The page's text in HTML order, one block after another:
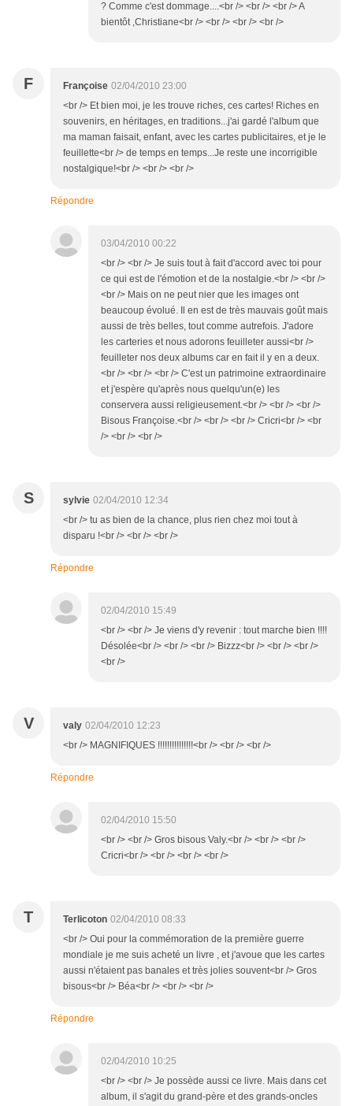
? Comme c'est dommage....<br /> <br /> <br /> A
bientôt ,Christiane<br /> <br /> <br /> <br />
F Françoise 02/04/2010 23:00
<br /> Et bien moi, je les trouve riches, ces cartes! Riches en
souvenirs, en héritages, en traditions...j'ai gardé l'album que
ma maman faisait, enfant, avec les cartes publicitaires, et je le
feuillette<br /> de temps en temps...Je reste une incorrigible
nostalgique!<br /> <br /> <br />
Répondre
03/04/2010 00:22
<br /> <br /> Je suis tout à fait d'accord avec toi pour
ce qui est de l'émotion et de la nostalgie.<br /> <br />
<br /> Mais on ne peut nier que les images ont
beaucoup évolué. Il en est de très mauvais goût mais
aussi de très belles, tout comme autrefois. J'adore
les carteries et nous adorons feuilleter aussi<br />
feuilleter nos deux albums car en fait il y en a deux.
<br /> <br /> <br /> C'est un patrimoine extraordinaire
et j'espère qu'après nous quelqu'un(e) les
conservera aussi religieusement.<br /> <br /> <br />
Bisous Françoise.<br /> <br /> <br /> Cricri<br /> <br
/> <br /> <br />
S sylvie 02/04/2010 12:34
<br /> tu as bien de la chance, plus rien chez moi tout à
disparu !<br /> <br /> <br />
Répondre
02/04/2010 15:49
<br /> <br /> Je viens d'y revenir : tout marche bien !!!!
Désolée<br /> <br /> <br /> Bizzz<br /> <br /> <br />
<br />
V valy 02/04/2010 12:23
<br /> MAGNIFIQUES !!!!!!!!!!!!!!!<br /> <br /> <br />
Répondre
02/04/2010 15:50
<br /> <br /> Gros bisous Valy.<br /> <br /> <br />
Cricri<br /> <br /> <br /> <br />
T Terlicoton 02/04/2010 08:33
<br /> Oui pour la commémoration de la première guerre
mondiale je me suis acheté un livre , et j'avoue que les cartes
aussi n'étaient pas banales et très jolies souvent<br /> Gros
bisous<br /> Béa<br /> <br /> <br />
Répondre
02/04/2010 10:25
<br /> <br /> Je possède aussi ce livre. Mais dans cet
album, il s'agit du grand-père et des grands-oncles